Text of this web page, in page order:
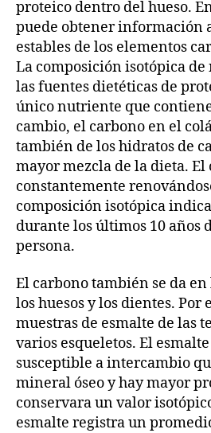
proteico dentro del hueso.
puede obtener información
estables de los elementos
La composición isotópica
las fuentes dietéticas de
único nutriente que
cambio, el carbono en el
también de los hidratos de
mayor mezcla de la dieta. El
constantemente
composición isotópica
durante los últimos 10 años
persona.
El carbono también se da
los huesos y los dientes. Por
muestras de esmalte de las
varios esqueletos. El
susceptible a intercambio
mineral óseo y hay mayor
conservara un valor
esmalte registra un